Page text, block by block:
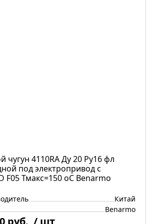
чугун 4110RA Ду 20 Ру16 фл
под электропривод с
F05 Тмакс=150 оС Benarmo
Китай
Benarmo